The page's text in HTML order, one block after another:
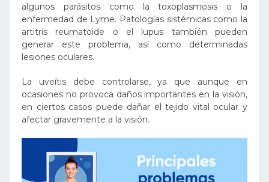
algunos parásitos como la toxoplasmosis o la
enfermedad de Lyme. Patologías sistémicas como la
artitris reumatoide o el lupus también pueden
generar este problema, así como determinadas
lesiones oculares.
La uveítis debe controlarse, ya que aunque en
ocasiones no provoca daños importantes en la visión,
en ciertos casos puede dañar el tejido vital ocular y
afectar gravemente a la visión.